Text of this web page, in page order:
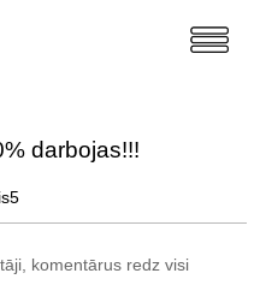
darbojas!!!
komentārus redz visi